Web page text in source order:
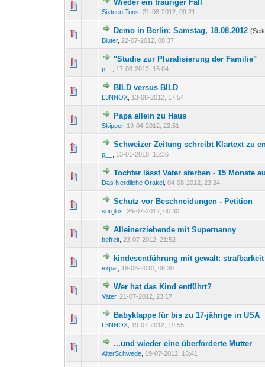
Wieder ein trauriger Fall
Sixteen Tons 21-08-2012, 09:21
0 Bewertung(en) - 0 von
Demo in Berlin: Samstag, 18.08.2012
Bluter,22-07-2012, 08:37
0 Bewertung(en) - 0 von
12
"Studie zur Pluralisierung der Familie"
p__ 17-08-2012, 16:04
0 Bewertung(en) - 0 von
BILD versus BILD
L3NNOX 13-08-2012, 17:54
Papa allein zu Haus
Skipper, 19-04-2012, 22:51
0 Bewertung(en) - 0 von
Schweizer Zeitung schreibt Klartext zu
p__ 13-01-2010, 15:36
1 Bewertung(en) - 1 12
Tochter lässt Vater sterben - 15 Monate
Das Nerdliche Orakel ,04-08-2012, 23:24
0 Bewertung(en) - 0 von
12
Schutz vor Beschneidungen - Petition
sorglos ,26-07-2012, 00:30
0 Bewertung(en) - 0 von
Alleinerziehende mit Supernanny
befreit 23-07-2012, 21:52
0 Bewertung(en) - 0 von
kindesentführung mit gewalt:
expat 18-08-2010, 06:30
0 Bewertung(en) - 0 von
12
Wer hat das Kind entführt?
Vater, 21-07-2012, 23:17
0 Bewertung(en) - 0 von
Babyklappe für bis zu 17-jährige in USA
L3NNOX 19-07-2012, 19:55
0 Bewertung(en) - 0 von
1
...und wieder eine überforderte Mutter
AlterSchwede 19-07-2012, 16:41
0 Bewertung(en) - 0 von